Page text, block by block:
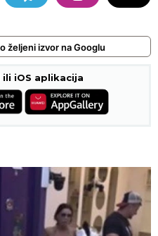
željeni izvor na Googlu
iOS aplikacija